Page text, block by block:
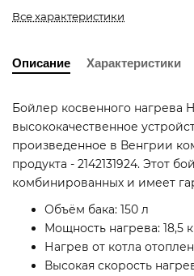
Все характеристики
Описание Характеристики
Бойлер косвенного нагрева
высококачественное
произведенное в Венгрии
продукта - 2142131924. Этот
комбинированных и имеет
Объём бака: 150 л
Мощность нагрева: 18,5
Нагрев от котла
Высокая скорость